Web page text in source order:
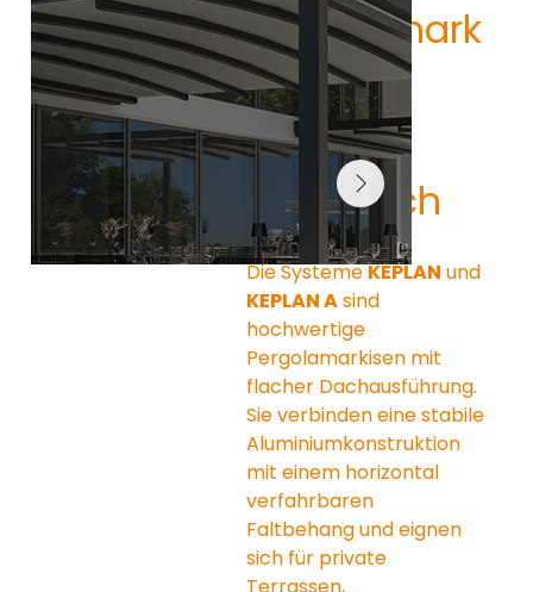
Pergolamark
isen mit
textilem
Flachdach
Die Systeme KEPLAN und
KEPLAN A sind
hochwertige
Pergolamarkisen mit
flacher Dachausführung.
Sie verbinden eine stabile
Aluminiumkonstruktion
mit einem horizontal
verfahrbaren
Faltbehang und eignen
sich für private
Terrassen,